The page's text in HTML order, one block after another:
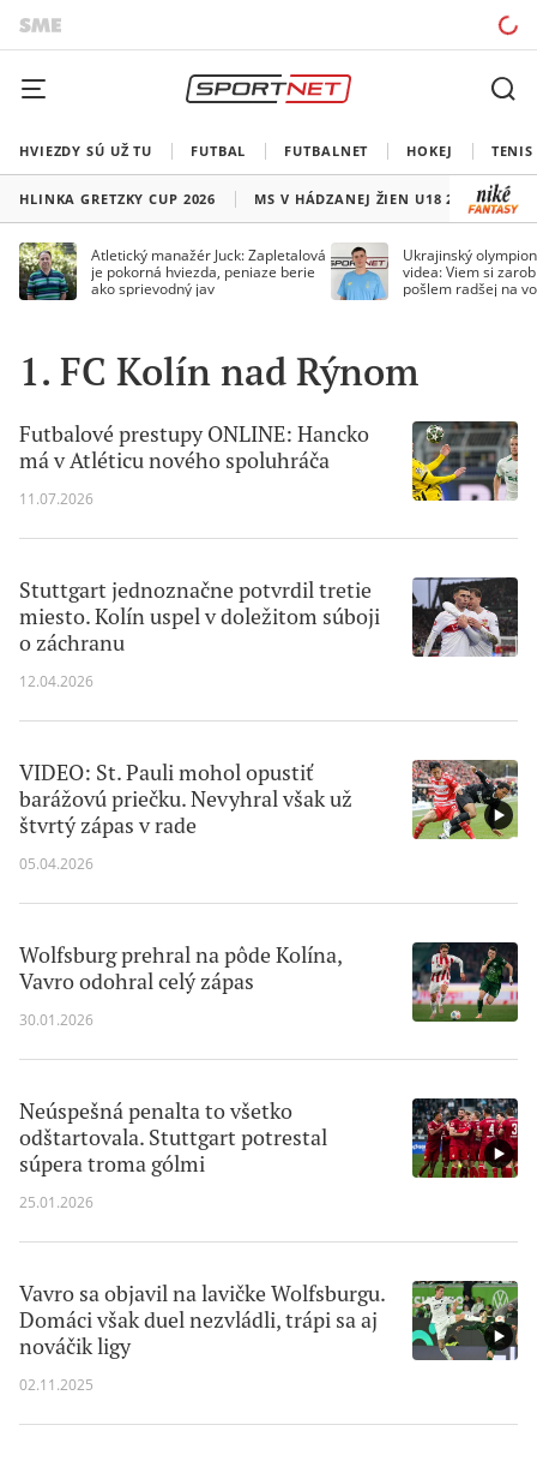
HVIEZDY SÚ UŽ TU FUTBAL FUTBALNET HOKEJ TENIS
HLINKA GRETZKY CUP 2026 MS V HÁDZANEJ ŽIEN U18 2026
Atletický manažér Juck: Zapletalová
je pokorná hviezda, peniaze berie
ako sprievodný jav
Ukrajinský
videa: Viem si
pošlem radšej na
1. FC Kolín nad Rýnom
Futbalové prestupy ONLINE: Hancko
má v Atléticu nového spoluhráča
11.07.2026
Stuttgart jednoznačne potvrdil tretie
miesto. Kolín uspel v doležitom súboji
o záchranu
12.04.2026
VIDEO: St. Pauli mohol opustiť
barážovú priečku. Nevyhral však už
štvrtý zápas v rade
05.04.2026
Wolfsburg prehral na pôde Kolína,
Vavro odohral celý zápas
30.01.2026
Neúspešná penalta to všetko
odštartovala. Stuttgart potrestal
súpera troma gólmi
25.01.2026
Vavro sa objavil na lavičke Wolfsburgu.
Domáci však duel nezvládli, trápi sa aj
nováčik ligy
02.11.2025